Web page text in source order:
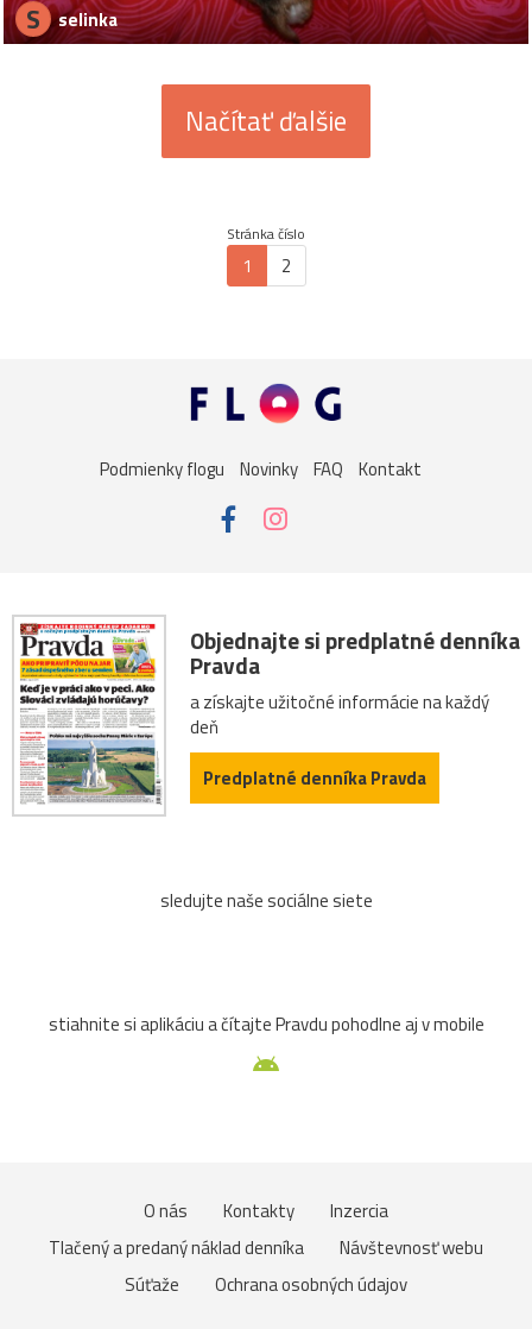
S selinka
Načítať ďalšie
Stránka číslo
1 2
Podmienky flogu Novinky FAQ Kontakt
Objednajte si predplatné denníka
Pravda
a získajte užitočné informácie na každý
deň
Predplatné denníka Pravda
sledujte naše sociálne siete
stiahnite si aplikáciu a čítajte Pravdu pohodlne aj v mobile
O nás Kontakty
Inzercia
Tlačený a predaný náklad denníka
Návštevnosť webu
Súťaže
Ochrana osobných údajov